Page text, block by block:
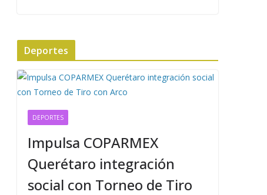
Deportes
DEPORTES
Impulsa COPARMEX
Querétaro integración
social con Torneo de Tiro